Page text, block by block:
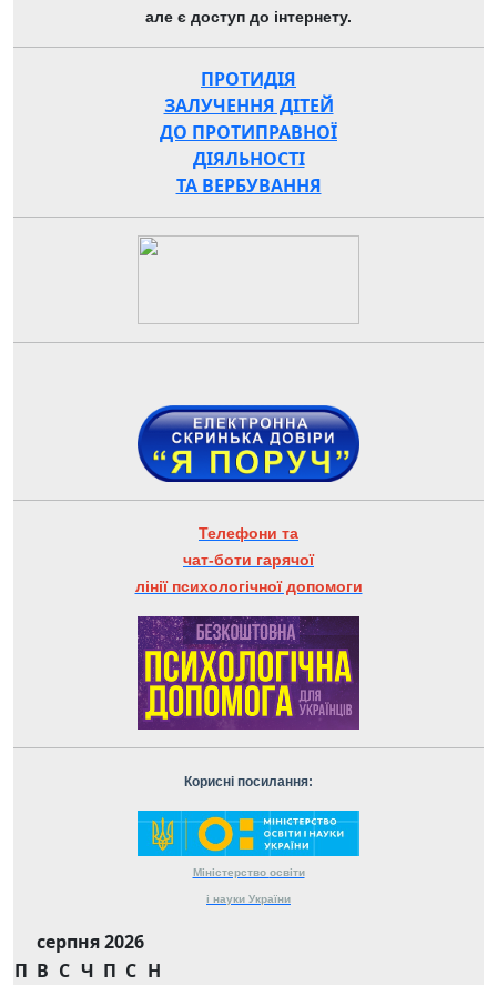
але є доступ до інтернету.
ПРОТИДІЯ
ЗАЛУЧЕННЯ ДІТЕЙ
ДО ПРОТИПРАВНОЇ
ДІЯЛЬНОСТІ
ТА ВЕРБУВАННЯ
Телефони та
чат-боти гарячої
лінії психологічної допомоги
Корисні посилання:
Міністерство освіти
і науки України
серпня 2026
П В С Ч П С Н